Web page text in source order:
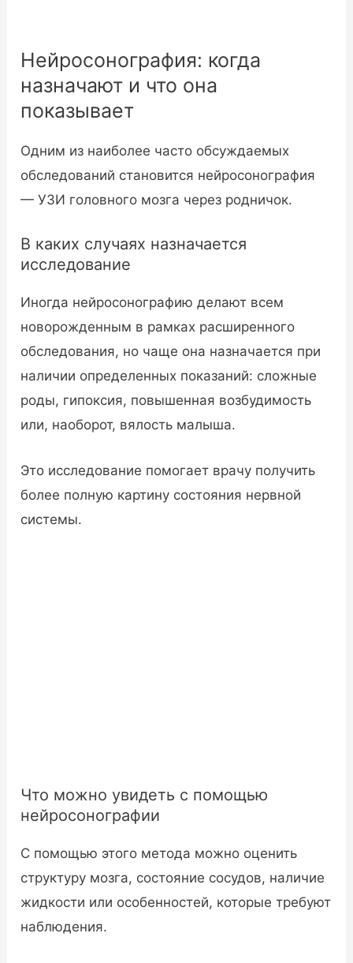
Нейросонография: когда
назначают и что она
показывает
Одним из наиболее часто обсуждаемых
обследований становится нейросонография
— УЗИ головного мозга через родничок.
В каких случаях назначается
исследование
Иногда нейросонографию делают всем
новорожденным в рамках расширенного
обследования, но чаще она назначается при
наличии определенных показаний: сложные
роды, гипоксия, повышенная возбудимость
или, наоборот, вялость малыша.
Это исследование помогает врачу получить
более полную картину состояния нервной
системы.
Что можно увидеть с помощью
нейросонографии
С помощью этого метода можно оценить
структуру мозга, состояние сосудов, наличие
жидкости или особенностей, которые требуют
наблюдения.